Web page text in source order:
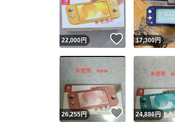
22,000円 いいね！
17,300円
26,255円 いいね！
24,886円